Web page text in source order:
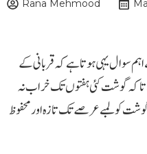
Rana Mehmood
سوال یہی ہوتا ہے کہ قربانی کے
تاکہ گوشت کئی ہفتوں تک خراب نہ
گوشت کو لمبے عرصے تک تازہ اور محفوظ